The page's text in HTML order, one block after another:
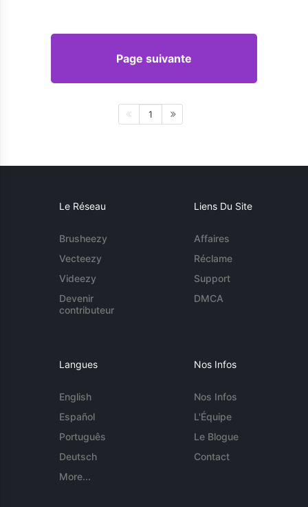
Page suivante
1
Le Réseau
Brusheezy
Vecteezy
Videezy
Devenir
contributeur
Liens Du Site
Affaires
Réclame
Support
DMCA
Langues
English
Español
Português
Deutsch
More...
Nos Infos
Nos Infos
L'Équipe
Le Blogue
Contact